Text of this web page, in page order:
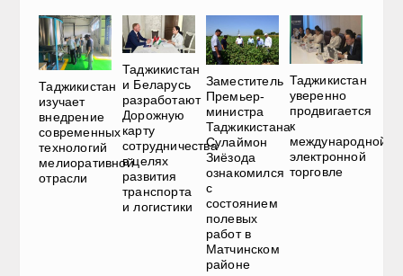
Таджикистан
изучает
внедрение
современных
технологий
мелиоративной
отрасли
Таджикистан
и Беларусь
разработают
Дорожную
карту
сотрудничества
в целях
развития
транспорта
и логистики
Заместитель
Премьер-
министра
Таджикистана
Сулаймон
Зиёзода
ознакомился
с
состоянием
полевых
работ в
Матчинском
районе
Таджикистан
уверенно
продвигается
к
международной
электронной
торговле